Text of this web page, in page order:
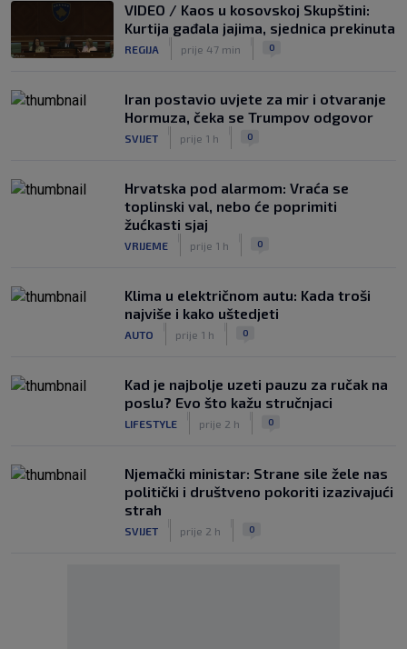
VIDEO / Kaos u kosovskoj Skupštini:
Kurtija gađala jajima, sjednica prekinuta
REGIJA prije 47 min 0
Iran postavio uvjete za mir i otvaranje
Hormuza, čeka se Trumpov odgovor
SVIJET prije 1 h 0
Hrvatska pod alarmom: Vraća se
toplinski val, nebo će poprimiti
žućkasti sjaj
VRIJEME prije 1 h 0
Klima u električnom autu: Kada troši
najviše i kako uštedjeti
AUTO prije 1 h 0
Kad je najbolje uzeti pauzu za ručak na
poslu? Evo što kažu stručnjaci
LIFESTYLE prije 2 h 0
Njemački ministar: Strane sile žele nas
politički i društveno pokoriti izazivajući
strah
SVIJET prije 2 h 0